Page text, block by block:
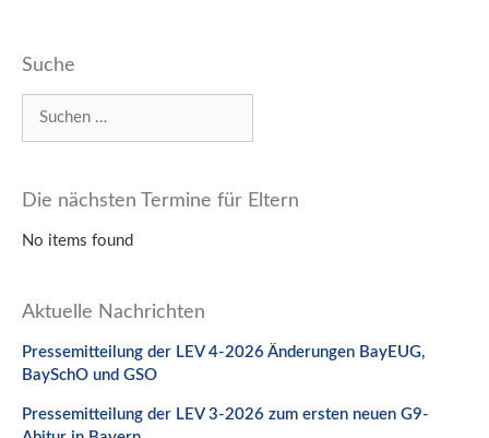
Suche
Die nächsten Termine für Eltern
No items found
Aktuelle Nachrichten
Pressemitteilung der LEV 4-2026 Änderungen BayEUG,
BaySchO und GSO
Pressemitteilung der LEV 3-2026 zum ersten neuen G9-